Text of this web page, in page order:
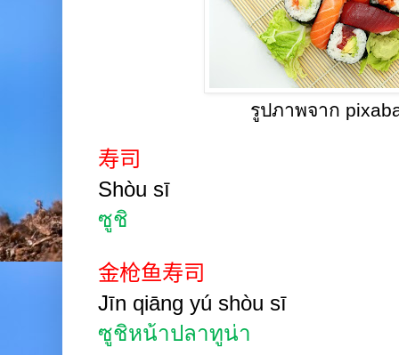
รูปภาพจาก
寿司
Shòu sī
ซูชิ
金枪鱼寿司
Jīn qiāng yú shòu sī
ซูชิหน้าปลาทูน่า